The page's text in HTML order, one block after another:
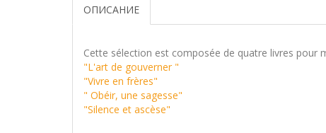
ОПИСАНИЕ
Cette sélection est composée de quatre livres pour
"L'art de gouverner "
"Vivre en frères"
" Obéir, une sagesse"
"Silence et ascèse"